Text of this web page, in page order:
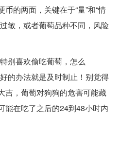
的两面，关键在于“量”和“情
敏，或者葡萄品种不同，风险
别喜欢偷吃葡萄，怎么
的办法就是及时制止！别觉得
吉，葡萄对狗狗的危害可能藏
能在吃了之后的24到48小时内